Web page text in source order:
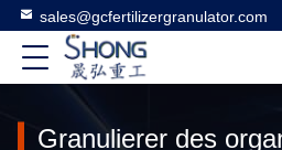
sales@gcfertilizergranulator.com
Granulierer des